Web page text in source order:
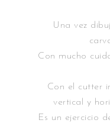
Una vez
Con mucho
Con el cutter
vertical y
Es un ejercicio